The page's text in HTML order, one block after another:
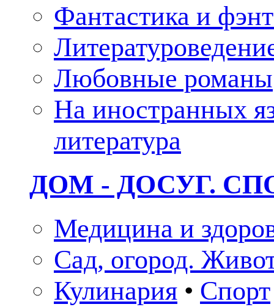
Фантастика и
Любовные романы
На иностранных
литература
ДОМ - ДОСУГ.
Медицина и
Сад, огород.
Кулинария • Спорт